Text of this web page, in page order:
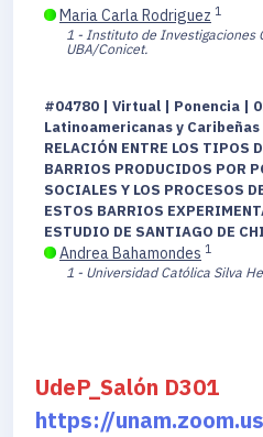
Maria Carla Rodriguez 1
1 - Instituto de Investigaciones
UBA/Conicet.
#04780 | Virtual | Ponencia |
Latinoamericanas y
RELACIÓN ENTRE LOS TIPOS
BARRIOS PRODUCIDOS POR
SOCIALES Y LOS PROCESOS
ESTOS BARRIOS
ESTUDIO DE SANTIAGO DE
Andrea Bahamondes 1
1 - Universidad Católica Silva
UdeP_Salón D301
https://